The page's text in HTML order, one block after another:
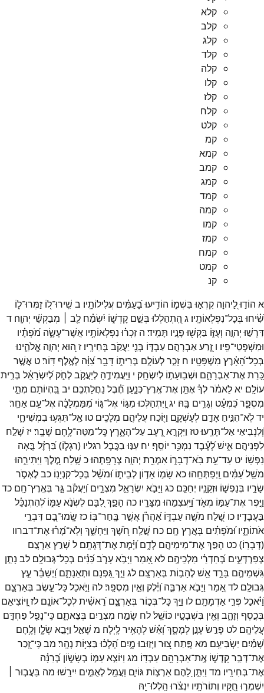
קלא
קלב
קלג
קלד
קלה
קלו
קלז
קלח
קלט
קמ
קמא
קמב
קמג
קמד
קמה
קמו
קמז
קמח
קמט
קנ
א הוֹד֣וּלַ֭יהוָה קִרְא֣וּ בִּשְׁמ֑וֹ הוֹדִ֥יעוּבָ֝עַמִּ֗ים עֲלִילוֹתָֽיו׃ ב שִֽׁירוּ־ל֭וֹ זַמְּרוּ־ל֑וֹ
שִׂ֝֗יחוּ בְּכָל־נִפְלְאוֹתָֽיו׃ ג הִֽ֭תְהַלְלוּ בְּשֵׁ֣ם קָדְשׁ֑וֹ יִ֝שְׂמַ֗ח לֵ֤ב ׀ מְבַקְשֵׁ֬י יְהוָֽה׃ ד
דִּרְשׁ֣וּ יְהוָ֣ה וְעֻזּ֑וֹ בַּקְּשׁ֖וּ פָנָ֣יו תָּמִֽיד׃ ה זִכְר֗וּ נִפְלְאוֹתָ֥יו אֲשֶׁר־עָשָׂ֑ה מֹ֝פְתָ֗יו
וּמִשְׁפְּטֵי־פִֽיו׃ ו זֶ֭רַעאַבְרָהָ֣ם עַבְדּ֑וֹ בְּנֵ֖י יַעֲקֹ֣ב בְּחִירָֽיו׃ ז ה֭וּא יְהוָ֣ה אֱלֹהֵ֑ינוּ
בְּכָל־הָ֝אָ֗רֶץ מִשְׁפָּטָֽיו׃ ח זָכַ֣רלְעוֹלָ֣ם בְּרִית֑וֹ דָּבָ֥רצִ֝וָּ֗ה לְאֶ֣לֶף דּֽוֹר׃ט אֲשֶׁ֣ר
כָּ֭רַתאֶת־אַבְרָהָ֑ם וּשְׁב֖וּעָת֣וֹ לְיִשְׂחָֽק׃ י וַיַּֽעֲמִידֶ֣הָ לְיַעֲקֹ֣בלְחֹ֑ק לְ֝יִשְׂרָאֵ֗ל בְּרִ֣ית
עוֹלָֽם׃ יאלֵאמֹ֗רלְךָ֗אֶתֵּ֥ן אֶת־אֶֽרֶץ־כְּנָ֑עַן חֶ֝֗בֶל נַחֲלַתְכֶֽם׃ יב בִּֽ֭הְיוֹתָם מְתֵ֣י
מִסְפָּ֑רכִּ֝מְעַ֗ט וְגָרִ֥ים בָּֽהּ׃ יג וַֽ֭יִּתְהַלְּכוּ מִגּ֣וֹי אֶל־גּ֑וֹי מִ֝מַּמְלָכָ֗ה אֶל־עַ֥ם אַחֵֽר׃
ידלֹֽא־הִנִּ֣יחַ אָדָ֣ם לְעָשְׁקָ֑ם וַיּ֖וֹכַח עֲלֵיהֶ֣ם מְלָכִֽים׃ טו אַֽל־תִּגְּע֥וּ בִמְשִׁיחָ֑י
וְ֝לִנְבִיאַי אַל־תָּרֵֽעוּ׃טז וַיִּקְרָ֣א רָ֭עָבעַל־הָאָ֑רֶץכָּֽל־מַטֵּה־לֶ֥חֶם שָׁבָֽר׃ יז שָׁלַ֣ח
לִפְנֵיהֶ֣ם אִ֑ישׁלְ֝עֶ֗בֶד נִמְכַּ֥ר יוֹסֵֽף׃ יח עִנּ֣וּ בַכֶּ֣בֶל רגליו (רַגְל֑וֹ)בַּ֝רְזֶ֗ל בָּ֣אָה
נַפְשֽׁוֹ׃ יט עַד־עֵ֥ת בֹּֽא־דְבָר֑וֹ אִמְרַ֖ת יְהוָ֣ה צְרָפָֽתְהוּ׃כ שָׁ֣לַח מֶ֭לֶךְ וַיַּתִּירֵ֑הוּ
מֹשֵׁ֥לעַ֝מִּ֗ים וַֽיְפַתְּחֵֽהוּ׃כא שָׂמ֣וֹ אָד֣וֹן לְבֵית֑וֹ וּ֝מֹשֵׁ֗ל בְּכָל־קִנְיָנֽוֹ׃ כבלֶאְסֹ֣ר
שָׂרָ֣יו בְּנַפְשׁ֑וֹ וּזְקֵנָ֥יו יְחַכֵּֽם׃ כג וַיָּבֹ֣א יִשְׂרָאֵ֣ל מִצְרָ֑יִם וְ֝יַעֲקֹ֗בגָּ֣ר בְּאֶֽרֶץ־חָֽם׃ כד
וַיֶּ֣פֶראֶת־עַמּ֣וֹ מְאֹ֑דוַ֝יַּֽעֲצִמֵהוּ מִצָּרָֽיו׃ כה הָפַ֣ךְלִ֭בָּם לִשְׂנֹ֣אעַמּ֑וֹ לְ֝הִתְנַכֵּ֗ל
בַּעֲבָדָֽיו׃ כו שָׁ֭לַח מֹשֶׁ֣ה עַבְדּ֑וֹ אַ֝הֲרֹ֗ן אֲשֶׁ֣ר בָּֽחַר־בּֽוֹ׃ כז שָֽׂמוּ־בָ֭ם דִּבְרֵ֣י
אֹתוֹתָ֑יו וּ֝מֹפְתִ֗ים בְּאֶ֣רֶץ חָֽם׃ כח שָׁ֣לַֽח חֹ֭שֶׁךְ וַיַּחְשִׁ֑ךְ וְלֹֽא־מָ֝ר֗וּאֶת־דברוו
(דְּבָרֽוֹ׃)כט הָפַ֣ךְאֶת־מֵימֵיהֶ֣ם לְדָ֑ם וַ֝יָּ֗מֶתאֶת־דְּגָתָֽם׃ ל שָׁרַ֣ץאַרְצָ֣ם
צְפַרְדְּעִ֑ים בְּ֝חַדְרֵ֗י מַלְכֵיהֶֽם׃ לאאָ֭מַר וַיָּבֹ֣אעָרֹ֑בכִּ֝נִּ֗ים בְּכָל־גְּבוּלָֽם׃ לב נָתַ֣ן
גִּשְׁמֵיהֶ֣ם בָּרָ֑דאֵ֖שׁלֶהָב֣וֹת בְּאַרְצָֽם׃ לג וַיַּ֣ךְגַּ֭פְנָם וּתְאֵנָתָ֑ם וַ֝יְשַׁבֵּ֗רעֵ֣ץ
גְּבוּלָֽם׃ לדאָ֭מַר וַיָּבֹ֣אאַרְבֶּ֑ה וְ֝יֶ֗לֶק וְאֵ֣ין מִסְפָּֽר׃לה וַיֹּ֣אכַלכָּל־עֵ֣שֶׂב בְּאַרְצָ֑ם
וַ֝יֹּ֗אכַל פְּרִ֣י אַדְמָתָֽם׃ לו וַיַּ֣ךְכָּל־בְּכ֣וֹר בְּאַרְצָ֑ם רֵ֝אשִׁ֗יתלְכָל־אוֹנָֽם׃ לז וַֽ֭יּוֹצִיאֵם
בְּכֶ֣סֶף וְזָהָ֑ב וְאֵ֖ין בִּשְׁבָטָ֣יו כּוֹשֵֽׁל׃לח שָׂמַ֣ח מִצְרַ֣יִם בְּצֵאתָ֑ם כִּֽי־נָפַ֖ל פַּחְדָּ֣ם
עֲלֵיהֶֽם׃ לט פָּרַ֣שׂעָנָ֣ן לְמָסָ֑ךְוְ֝אֵ֗שׁלְהָאִ֥ירלָֽיְלָה׃ מ שָׁאַ֣ל וַיָּבֵ֣א שְׂלָ֑ו וְלֶ֥חֶם
שָׁ֝מַ֗יִם יַשְׂבִּיעֵֽם׃ מא פָּ֣תַח צ֭וּר וַיָּז֣וּבוּ מָ֑יִם הָ֝לְכ֗וּ בַּצִּיּ֥וֹת נָהָֽר׃ מבכִּֽי־זָ֭כַר
אֶת־דְּבַ֣רקָדְשׁ֑וֹ אֶֽת־אַבְרָהָ֥ם עַבְדּֽוֹ׃ מג וַיּוֹצִ֣אעַמּ֣וֹ בְשָׂשׂ֑וֹן בְּ֝רִנָּ֗ה
אֶת־בְּחִירָֽיו׃ מד וַיִּתֵּ֣ן לָ֭הֶם אַרְצ֣וֹתגּוֹיִ֑ם וַעֲמַ֖ללְאֻמִּ֣ים יִירָֽשׁוּ׃ מה בַּעֲב֤וּר ׀
יִשְׁמְר֣וּ חֻ֭קָּיו וְתוֹרֹתָ֥יו יִנְצֹ֗רוּ הַֽלְלוּ־יָֽהּ׃